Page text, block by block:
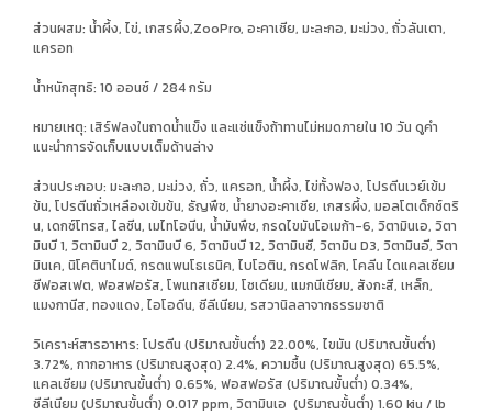
ส่วนผสม: น้ำผึ้ง, ไข่, เกสรผึ้ง,ZooPro, อะคาเซีย, มะละกอ, มะม่วง, ถั่วลันเตา,
แครอท
น้ำหนักสุทธิ: 10 ออนซ์ / 284 กรัม
หมายเหตุ: เสิร์ฟลงในถาดน้ำแข็ง และแช่แข็งถ้าทานไม่หมดภายใน 10 วัน ดูคำ
แนะนำการจัดเก็บแบบเต็มด้านล่าง
ส่วนประกอบ: มะละกอ, มะม่วง, ถั่ว, แครอท, น้ำผึ้ง, ไข่ทั้งฟอง, โปรตีนเวย์เข้ม
ข้น, โปรตีนถั่วเหลืองเข้มข้น, ธัญพืช, น้ำยางอะคาเซีย, เกสรผึ้ง, มอลโตเด็กซ์ตริ
น, เดกซ์โทรส, ไลซีน, เมไทโอนีน, น้ำมันพืช, กรดไขมันโอเมก้า-6, วิตามินเอ, วิตา
มินบี 1, วิตามินบี 2, วิตามินบี 6, วิตามินบี 12, วิตามินซี, วิตามิน D3, วิตามินอี, วิตา
มินเค, นิโคตินาไมด์, กรดแพนโธเธนิค, ไบโอติน, กรดโฟลิก, โคลีน ไดแคลเซียม
ซีฟอสเฟต, ฟอสฟอรัส, โพแทสเซียม, โซเดียม, แมกนีเซียม, สังกะสี, เหล็ก,
แมงกานีส, ทองแดง, ไอโอดีน, ซีลีเนียม, รสวานิลลาจากธรรมชาติ
วิเคราะห์สารอาหาร: โปรตีน (ปริมาณขั้นต่ำ) 22.00%, ไขมัน (ปริมาณขั้นต่ำ)
3.72%, กากอาหาร (ปริมาณสูงสุด) 2.4%, ความชื้น (ปริมาณสูงสุด) 65.5%,
แคลเซียม (ปริมาณขั้นต่ำ) 0.65%, ฟอสฟอรัส (ปริมาณขั้นต่ำ) 0.34%,
ซีลีเนียม (ปริมาณขั้นต่ำ) 0.017 ppm, วิตามินเอ (ปริมาณขั้นต่ำ) 1.60 kiu / lb